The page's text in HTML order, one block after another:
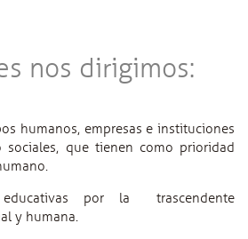
nos dirigimos:
humanos, empresas e instituciones
sociales, que tienen como prioridad
por la trascendente
y humana.